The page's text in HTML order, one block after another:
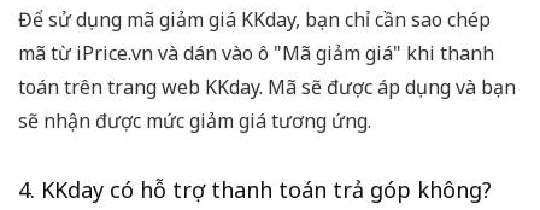
Để sử dụng mã giảm giá KKday, bạn chỉ cần sao chép
mã từ iPrice.vn và dán vào ô "Mã giảm giá" khi thanh
toán trên trang web KKday. Mã sẽ được áp dụng và bạn
sẽ nhận được mức giảm giá tương ứng.
4. KKday có hỗ trợ thanh toán trả góp không?